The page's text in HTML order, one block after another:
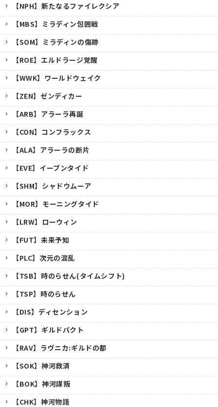
【NPH】新たなるファイレクシア
【MBS】ミラディン包囲戦
【SOM】ミラディンの傷跡
【ROE】エルドラージ覚醒
【WWK】ワールドウェイク
【ZEN】ゼンディカー
【ARB】アラーラ再誕
【CON】コンフラックス
【ALA】アラーラの断片
【EVE】イーブンタイド
【SHM】シャドウムーア
【MOR】モーニングタイド
【LRW】ローウィン
【FUT】未来予知
【PLC】次元の混乱
【TSB】時のらせん(タイムシフト)
【TSP】時のらせん
【DIS】ディセンション
【GPT】ギルドパクト
【RAV】ラヴニカ:ギルドの都
【SOK】神河救済
【BOK】神河謀叛
【CHK】神河物語